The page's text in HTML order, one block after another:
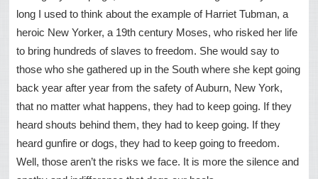
long I used to think about the example of Harriet Tubman, a
heroic New Yorker, a 19th century Moses, who risked her life
to bring hundreds of slaves to freedom. She would say to
those who she gathered up in the South where she kept going
back year after year from the safety of Auburn, New York,
that no matter what happens, they had to keep going. If they
heard shouts behind them, they had to keep going. If they
heard gunfire or dogs, they had to keep going to freedom.
Well, those aren’t the risks we face. It is more the silence and